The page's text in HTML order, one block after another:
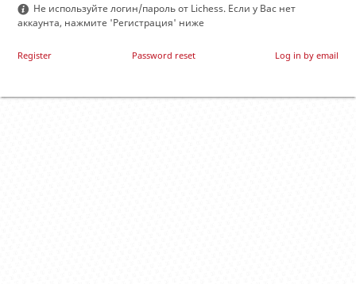
Не используйте логин/пароль от Lichess. Если у Вас нет
аккаунта, нажмите 'Регистрация' ниже
Register Password reset Log in by email